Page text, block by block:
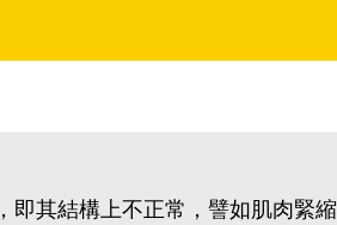
其結構上不正常，譬如肌肉緊
升小
寶貝
和教
生活
助您